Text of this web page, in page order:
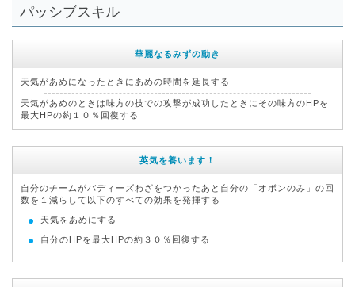
パッシブスキル
華麗なるみずの動き
天気があめになったときにあめの時間を延長する
天気があめのときは味方の技での攻撃が成功したときにその味方のHPを
最大HPの約１０％回復する
英気を養います！
自分のチームがバディーズわざをつかったあと自分の「オボンのみ」の回
数を１減らして以下のすべての効果を発揮する
天気をあめにする
自分のHPを最大HPの約３０％回復する